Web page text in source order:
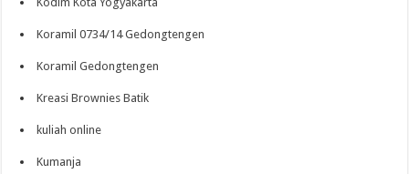
Koramil 0734/14 Gedongtengen
Koramil Gedongtengen
Kreasi Brownies Batik
kuliah online
Kumanja